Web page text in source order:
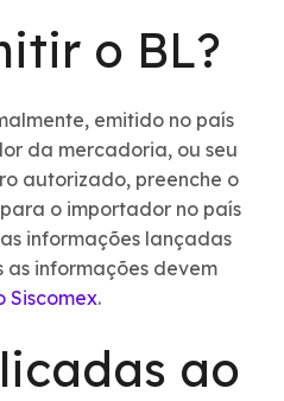
o BL?
emitido no país
da mercadoria, ou seu
autorizado, preenche o
o importador no país
informações lançadas
as informações devem
Siscomex.
ao